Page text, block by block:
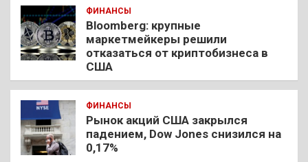
ФИНАНСЫ
Bloomberg: крупные
маркетмейкеры решили
отказаться от криптобизнеса в
США
ФИНАНСЫ
Рынок акций США закрылся
падением, Dow Jones снизился на
0,17%